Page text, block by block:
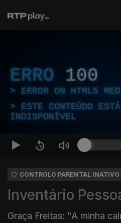
ERRO 100
ERROR ON HTML5
ESTE CONTEÚDO
INDISPONÍVEL
CONTROLO PARENTAL INATIVO
Inventário
Graça Freitas: "A minha